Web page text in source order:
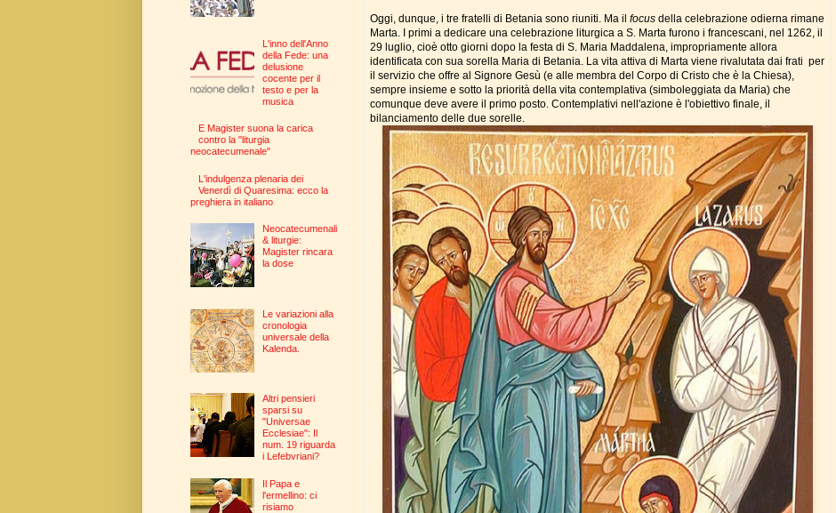
Oggi, dunque, i tre fratelli di Betania sono riuniti. Ma il focus della celebrazione odierna rimane
Marta. I primi a dedicare una celebrazione liturgica a S. Marta furono i francescani, nel 1262, il
29 luglio, cioè otto giorni dopo la festa di S. Maria Maddalena, impropriamente allora
identificata con sua sorella Maria di Betania. La vita attiva di Marta viene rivalutata dai frati per
il servizio che offre al Signore Gesù (e alle membra del Corpo di Cristo che è la Chiesa),
sempre insieme e sotto la priorità della vita contemplativa (simboleggiata da Maria) che
comunque deve avere il primo posto. Contemplativi nell'azione è l'obiettivo finale, il
bilanciamento delle due sorelle.
L'inno dell'Anno
della Fede: una
delusione
cocente per il
testo e per la
musica
E Magister suona la carica
contro la "liturgia
neocatecumenale"
L'indulgenza plenaria dei
Venerdì di Quaresima: ecco la
preghiera in italiano
Neocatecumenali
& liturgie:
Magister rincara
la dose
Le variazioni alla
cronologia
universale della
Kalenda.
Altri pensieri
sparsi su
"Universae
Ecclesiae": Il
num. 19 riguarda
i Lefebvriani?
Il Papa e
l'ermellino: ci
risiamo